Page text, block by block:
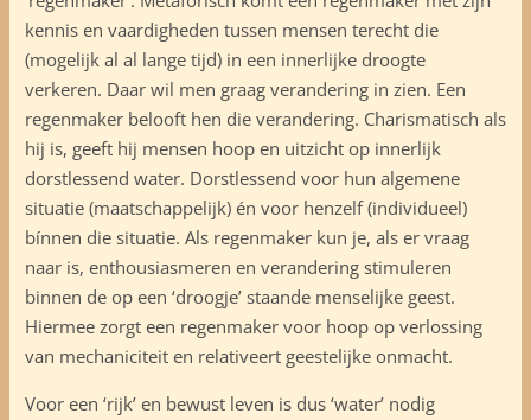
kennis en vaardigheden tussen mensen terecht die
(mogelijk al al lange tijd) in een innerlijke droogte
verkeren. Daar wil men graag verandering in zien. Een
regenmaker belooft hen die verandering. Charismatisch als
hij is, geeft hij mensen hoop en uitzicht op innerlijk
dorstlessend water. Dorstlessend voor hun algemene
situatie (maatschappelijk) én voor henzelf (individueel)
bínnen die situatie. Als regenmaker kun je, als er vraag
naar is, enthousiasmeren en verandering stimuleren
binnen de op een ‘droogje’ staande menselijke geest.
Hiermee zorgt een regenmaker voor hoop op verlossing
van mechaniciteit en relativeert geestelijke onmacht.
Voor een ‘rijk’ en bewust leven is dus ‘water’ nodig